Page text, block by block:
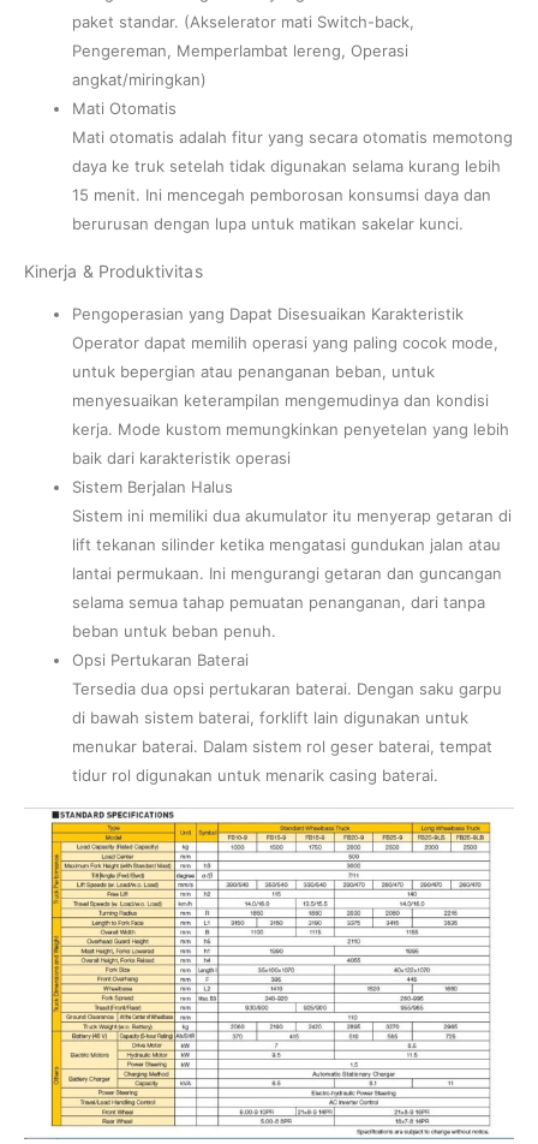
paket standar. (Akselerator mati Switch-back,
Pengereman, Memperlambat lereng, Operasi
angkat/miringkan)
Mati Otomatis
Mati otomatis adalah fitur yang secara otomatis memotong
daya ke truk setelah tidak digunakan selama kurang lebih
15 menit. Ini mencegah pemborosan konsumsi daya dan
berurusan dengan lupa untuk matikan sakelar kunci.
Kinerja & Produktivitas
Pengoperasian yang Dapat Disesuaikan Karakteristik
Operator dapat memilih operasi yang paling cocok mode,
untuk bepergian atau penanganan beban, untuk
menyesuaikan keterampilan mengemudinya dan kondisi
kerja. Mode kustom memungkinkan penyetelan yang lebih
baik dari karakteristik operasi
Sistem Berjalan Halus
Sistem ini memiliki dua akumulator itu menyerap getaran di
lift tekanan silinder ketika mengatasi gundukan jalan atau
lantai permukaan. Ini mengurangi getaran dan guncangan
selama semua tahap pemuatan penanganan, dari tanpa
beban untuk beban penuh.
Opsi Pertukaran Baterai
Tersedia dua opsi pertukaran baterai. Dengan saku garpu
di bawah sistem baterai, forklift lain digunakan untuk
menukar baterai. Dalam sistem rol geser baterai, tempat
tidur rol digunakan untuk menarik casing baterai.